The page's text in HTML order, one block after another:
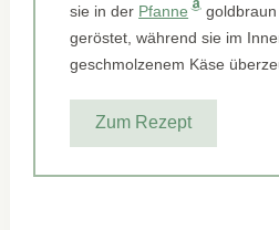
sie in der Pfanne
geröstet, während sie im
geschmolzenem Käse
Zum Rezept